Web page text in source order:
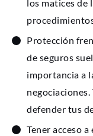
los matices
Protección
de seguros
importancia a
defender tus
Tener acceso